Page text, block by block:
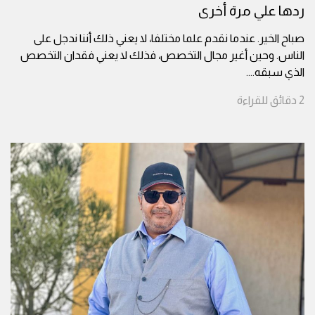
ردها علي مرة أخرى
صباح الخير. عندما نقدم علما مختلفا، لا يعني ذلك أننا ندجل على
الناس. وحين أغير مجال التخصص، فذلك لا يعني فقدان التخصص
الذي سبقه....
2 دقائق للقراءة